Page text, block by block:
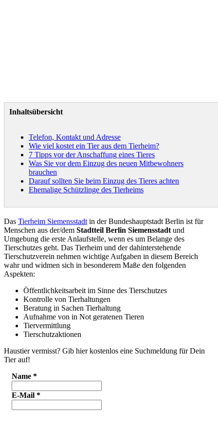
Inhaltsübersicht
Telefon, Kontakt und Adresse
Wie viel kostet ein Tier aus dem Tierheim?
7 Tipps vor der Anschaffung eines Tieres
Was Sie vor dem Einzug des neuen Mitbewohners
brauchen
Darauf sollten Sie beim Einzug des Tieres achten
Ehemalige Schützlinge des Tierheims
Das Tierheim Siemensstadt in der Bundeshauptstadt Berlin ist für
Menschen aus der/dem Stadtteil Berlin Siemensstadt und
Umgebung die erste Anlaufstelle, wenn es um Belange des
Tierschutzes geht. Das Tierheim und der dahinterstehende
Tierschutzverein nehmen wichtige Aufgaben in diesem Bereich
wahr und widmen sich in besonderem Maße den folgenden
Aspekten:
Öffentlichkeitsarbeit im Sinne des Tierschutzes
Kontrolle von Tierhaltungen
Beratung in Sachen Tierhaltung
Aufnahme von in Not geratenen Tieren
Tiervermittlung
Tierschutzaktionen
Haustier vermisst? Gib hier kostenlos eine Suchmeldung für Dein
Tier auf!
Name *
E-Mail *